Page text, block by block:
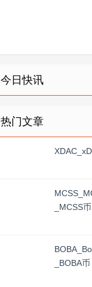
今日快讯
热门文章
_MCSS币
_BOBA币